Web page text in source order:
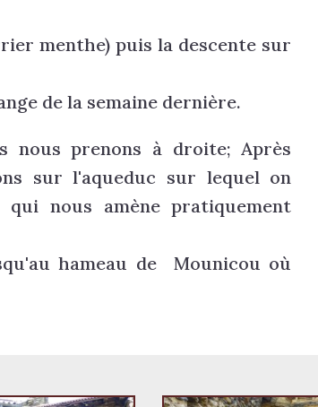
menthe) puis la descente sur
de la semaine dernière.
nous prenons à droite; Après
sur l'aqueduc sur lequel on
nous amène pratiquement
hameau de Mounicou où